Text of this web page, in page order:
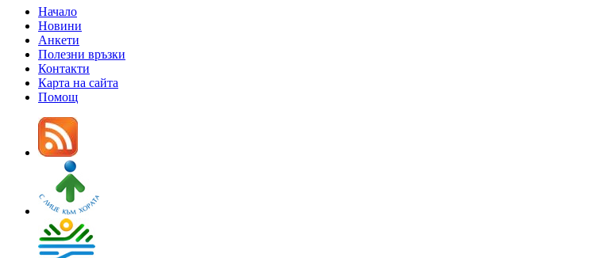
Начало
Новини
Анкети
Полезни връзки
Контакти
Карта на сайта
Помощ